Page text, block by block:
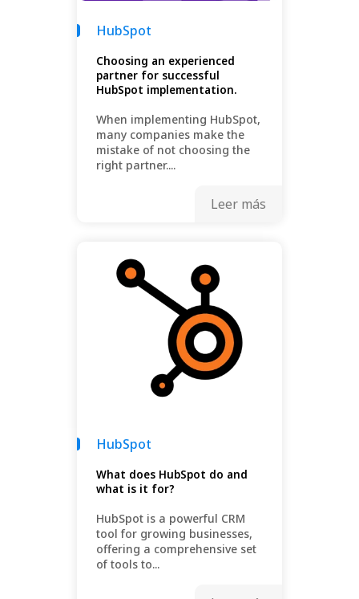
HubSpot
Choosing an experienced
partner for successful
HubSpot implementation.
When implementing HubSpot,
many companies make the
mistake of not choosing the
right partner....
Leer más
HubSpot
What does HubSpot do and
what is it for?
HubSpot is a powerful CRM
tool for growing businesses,
offering a comprehensive set
of tools to...